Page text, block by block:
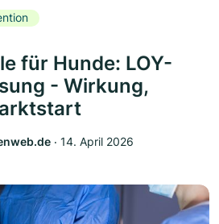
für Hunde: LOY-
- Wirkung,
‧ 14. April 2026